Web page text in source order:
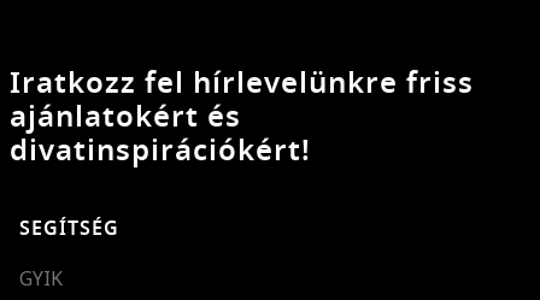
Iratkozz fel hírlevelünkre friss
ajánlatokért és
divatinspirációkért!
SEGÍTSÉG
GYIK